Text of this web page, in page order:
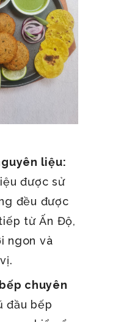
liệu:
được sử
đều được
từ Ấn Độ,
ngon và
chuyên
đầu bếp